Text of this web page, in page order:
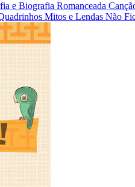
e Biografia Romanceada
Mitos e Lendas Não